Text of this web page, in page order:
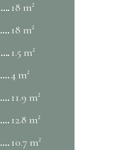
18 m²
18 m²
1.5 m²
4 m²
11.9 m²
12.8 m²
10.7 m²